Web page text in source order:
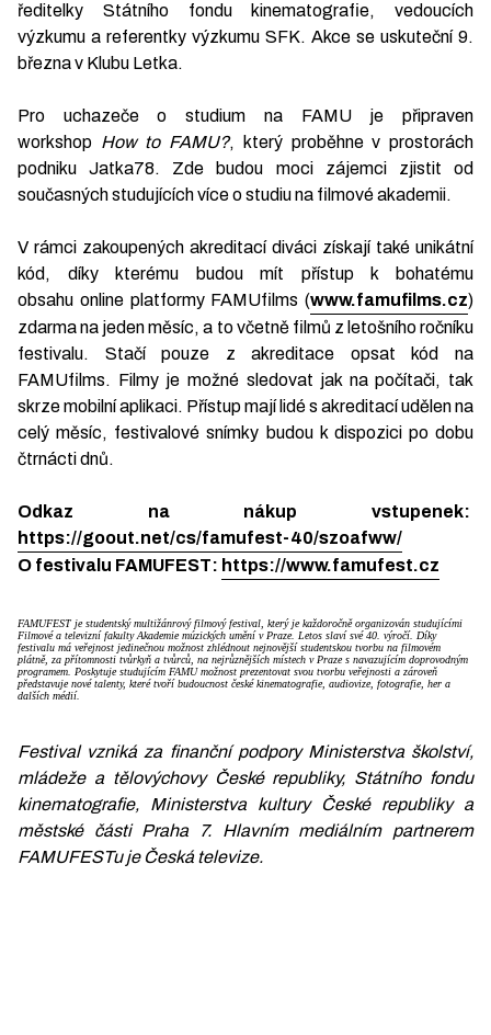
ředitelky Státního fondu kinematografie, vedoucích
výzkumu a referentky výzkumu SFK. Akce se uskuteční 9.
března v Klubu Letka.
Pro uchazeče o studium na FAMU je připraven
workshop How to FAMU?, který proběhne v prostorách
podniku Jatka78. Zde budou moci zájemci zjistit od
současných studujících více o studiu na filmové akademii.
V rámci zakoupených akreditací diváci získají také unikátní
kód, díky kterému budou mít přístup k bohatému
obsahu online platformy FAMUfilms (www.famufilms.cz)
zdarma na jeden měsíc, a to včetně filmů z letošního ročníku
festivalu. Stačí pouze z akreditace opsat kód na
FAMUfilms. Filmy je možné sledovat jak na počítači, tak
skrze mobilní aplikaci. Přístup mají lidé s akreditací udělen na
celý měsíc, festivalové snímky budou k dispozici po dobu
čtrnácti dnů.
Odkaz na nákup vstupenek:
https://goout.net/cs/famufest-40/szoafww/
O festivalu FAMUFEST: https://www.famufest.cz
FAMUFEST je studentský multižánrový filmový festival, který je každoročně organizován studujícími
Filmové a televizní fakulty Akademie múzických umění v Praze. Letos slaví své 40. výročí. Díky
festivalu má veřejnost jedinečnou možnost zhlédnout nejnovější studentskou tvorbu na filmovém
plátně, za přítomnosti tvůrkyň a tvůrců, na nejrůznějších místech v Praze s navazujícím doprovodným
programem. Poskytuje studujícím FAMU možnost prezentovat svou tvorbu veřejnosti a zároveň
představuje nové talenty, které tvoří budoucnost české kinematografie, audiovize, fotografie, her a
dalších médií.
Festival vzniká za finanční podpory Ministerstva školství,
mládeže a tělovýchovy České republiky, Státního fondu
kinematografie, Ministerstva kultury České republiky a
městské části Praha 7. Hlavním mediálním partnerem
FAMUFESTu je Česká televize.